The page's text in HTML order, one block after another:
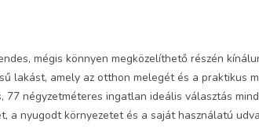
mégis könnyen megközelíthető részén
lakást, amely az otthon melegét és a praktikus
77 négyzetméteres ingatlan ideális választás
a nyugodt környezetet és a saját használatú